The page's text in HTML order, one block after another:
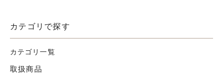
カテゴリで探す
カテゴリ一覧
取扱商品